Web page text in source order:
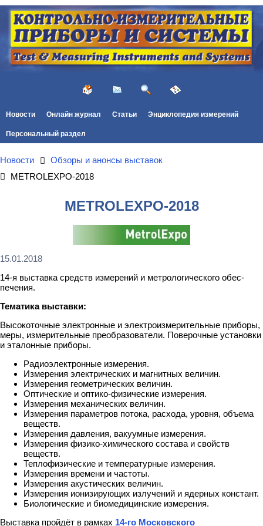
Новости Онлайн журнал Статьи Энциклопедия измерений
Персональный раздел
Новости
Обзоры и анонсы выставок
METROLEXPO-2018
METROLEXPO-2018
15.01.2018
14-я выставка средств измерений и метрологического обес­
печения.
Тематика выставки:
Высокоточные электронные и электроизмерительные приборы,
меры, измерительные преобразователи. Поверочные установки
и эталонные приборы.
Радиоэлектронные измерения.
Измерения электрических и магнитных величин.
Измерения геометрических величин.
Оптические и оптико-физические измерения.
Измерения механических величин.
Измерения параметров потока, расхода, уровня, объема
веществ.
Измерения давления, вакуумные измерения.
Измерения физико-химического состава и свойств
веществ.
Теплофизические и температурные измерения.
Измерения времени и частоты.
Измерения акустических величин.
Измерения ионизирующих излучений и ядерных констант.
Биологические и биомедицинские измерения.
Выставка пройдёт в рамках 14-го Московского